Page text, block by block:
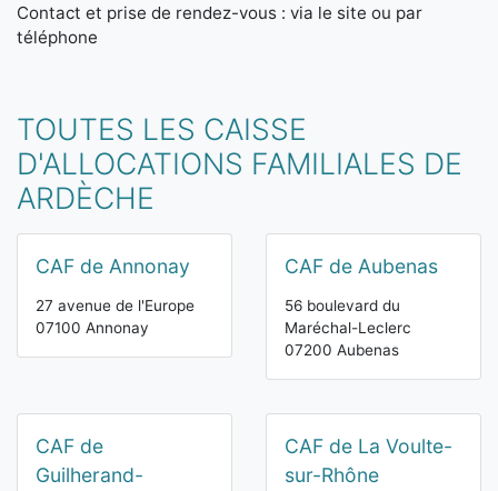
Contact et prise de rendez-vous : via le site ou par
téléphone
TOUTES LES CAISSE
D'ALLOCATIONS FAMILIALES DE
ARDÈCHE
CAF de Annonay
27 avenue de l'Europe
07100 Annonay
CAF de Aubenas
56 boulevard du
Maréchal-Leclerc
07200 Aubenas
CAF de
Guilherand-
CAF de La Voulte-
sur-Rhône